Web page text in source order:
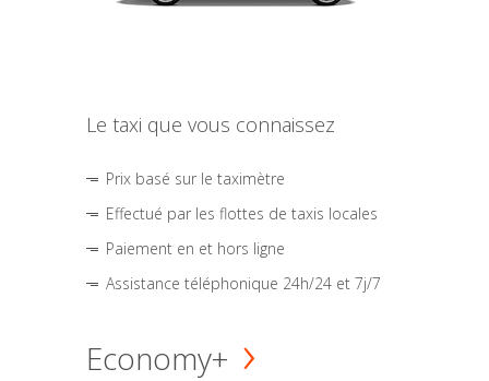
Le taxi que vous connaissez
Prix basé sur le taximètre
Effectué par les flottes de taxis locales
Paiement en et hors ligne
Assistance téléphonique 24h/24 et 7j/7
Economy+